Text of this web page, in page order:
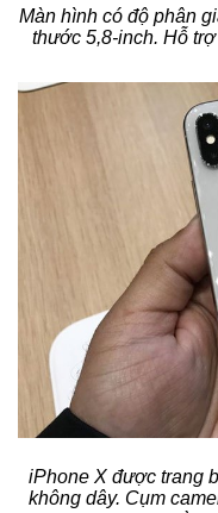
Màn hình có độ phân
thước 5,8-inch. Hỗ
iPhone X được trang
không dây. Cụm